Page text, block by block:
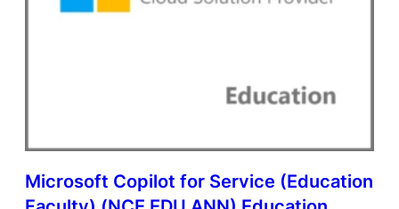
Microsoft Copilot for Service (Education